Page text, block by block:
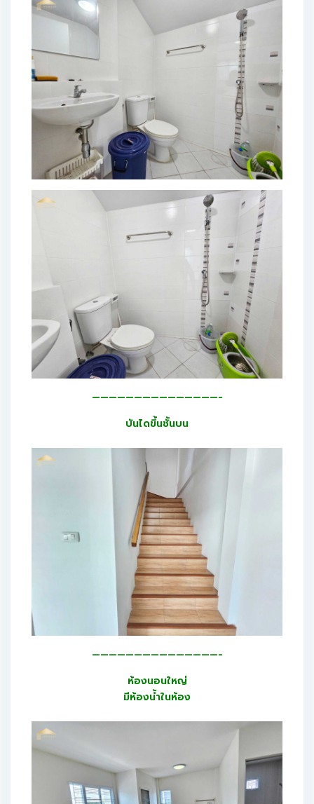
———————————————-
บันไดขึ้นชั้นบน
———————————————-
ห้องนอนใหญ่
มีห้องน้ำในห้อง